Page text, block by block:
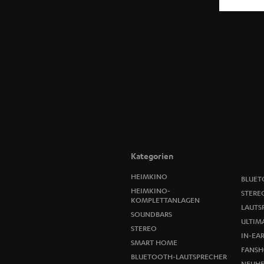
Kategorien
HEIMKINO
HEIMKINO-
KOMPLETTANLAGEN
SOUNDBARS
STEREO
SMART HOME
BLUETOOTH-LAUTSPRECHER
IN-